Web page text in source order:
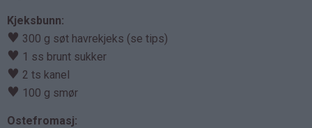
Kjeksbunn:
♥ 300 g søt havrekjeks (se tips)
♥ 1 ss brunt sukker
♥ 2 ts kanel
♥ 100 g smør
Ostefromasj: